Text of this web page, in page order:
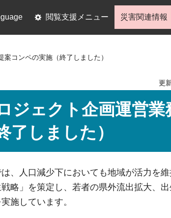
閲覧支援メニュー 災害関連情報
コンペの実施（終了しました）
更
ジェクト企画運営業
しました）
、人口減少下においても地域が活力を
略」を策定し、若者の県外流出拡大、
施しています。